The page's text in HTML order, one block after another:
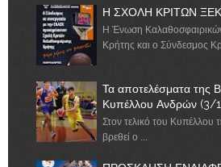
Η ΣΧΟΛΗ ΚΡΙΤΩΝ
Η Ένωση
Κρήτης και ο Σύνδεσμος
Τα αποτελέσματα της
Κυπέλλου Ανδρών (3/
Στον τελικό του
βρεθεί ο ...